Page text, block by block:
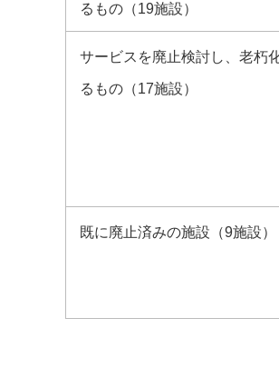
るもの（19施設）
サービスを廃止検討し、老朽
るもの（17施設）
既に廃止済みの施設（9施設）